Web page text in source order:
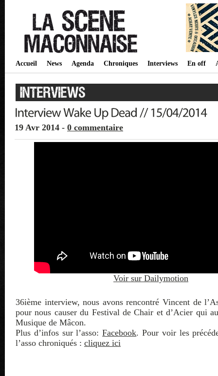
Accueil News Agenda Chroniques Interviews En off
19 Avr 2014 - 0 commentaire
Voir sur Dailymotion
36ième interview, nous avons rencontré Vincent de
pour nous causer du Festival de Chair et d’Acier qui
Musique de Mâcon.
Plus d’infos sur l’asso:Facebook. Pour voir les
l’asso chroniqués : cliquez ici